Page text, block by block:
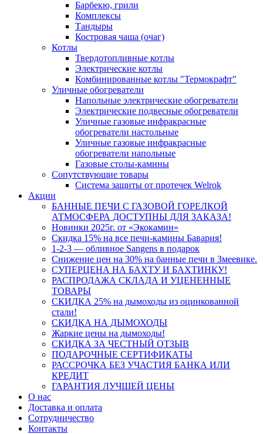
Барбекю, грили
Комплексы
Тандыры
Костровая чаша (очаг)
Котлы
Твердотопливные котлы
Электрические котлы
Комбинированные котлы "Термокрафт"
Уличные обогреватели
Напольные электрические обогреватели
Электрические подвесные обогреватели
Уличные газовые инфракрасные
обогреватели настольные
Уличные газовые инфракрасные
обогреватели напольные
Газовые столы-камины
Сопутствующие товары
Система защиты от протечек Welrok
Акции
БАННЫЕ ПЕЧИ С ГАЗОВОЙ ГОРЕЛКОЙ
АТМОСФЕРА ДОСТУПНЫ ДЛЯ ЗАКАЗА!
Новинки 2025г. от «Экокамин»
Скидка 15% на все печи-камины Бавария!
1-2-3 — обливное Sangens в подарок
Снижение цен на 30% на банные печи в Змеевике.
СУПЕРЦЕНА НА БАХТУ И БАХТИНКУ!
РАСПРОДАЖА СКЛАДА И УЦЕНЕННЫЕ
ТОВАРЫ
СКИДКА 25% на дымоходы из оцинкованной
стали!
СКИДКА НА ДЫМОХОДЫ
Жаркие цены на дымоходы!
СКИДКА ЗА ЧЕСТНЫЙ ОТЗЫВ
ПОДАРОЧНЫЕ СЕРТИФИКАТЫ
РАССРОЧКА БЕЗ УЧАСТИЯ БАНКА ИЛИ
КРЕДИТ
ГАРАНТИЯ ЛУЧШЕЙ ЦЕНЫ
О нас
Доставка и оплата
Сотрудничество
Контакты